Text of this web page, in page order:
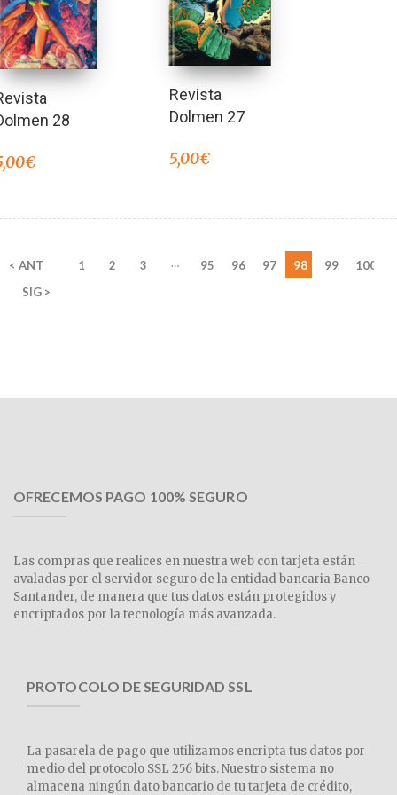
28
€
Revista
Dolmen 27
5,00€
< ANT 1 2 3 … 95 96 97 98 99
100
SIG >
OFRECEMOS PAGO 100% SEGURO
Las compras que realices en nuestra web con tarjeta están
avaladas por el servidor seguro de la entidad bancaria Banco
Santander, de manera que tus datos están protegidos y
encriptados por la tecnología más avanzada.
PROTOCOLO DE SEGURIDAD SSL
La pasarela de pago que utilizamos encripta tus datos por
medio del protocolo SSL 256 bits. Nuestro sistema no
almacena ningún dato bancario de tu tarjeta de crédito,